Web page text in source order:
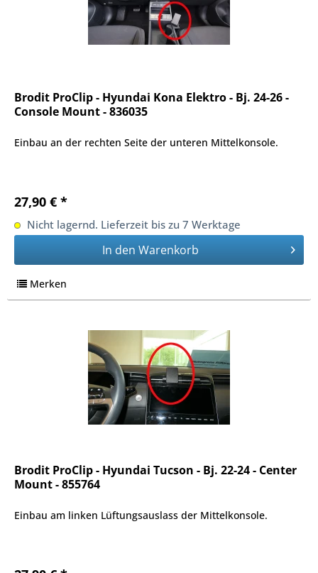
Brodit ProClip - Hyundai Kona Elektro - Bj. 24-26 -
Console Mount - 836035
Einbau an der rechten Seite der unteren Mittelkonsole.
27,90 € *
Nicht lagernd. Lieferzeit bis zu 7 Werktage
In den Warenkorb
Merken
Brodit ProClip - Hyundai Tucson - Bj. 22-24 - Center
Mount - 855764
Einbau am linken Lüftungsauslass der Mittelkonsole.